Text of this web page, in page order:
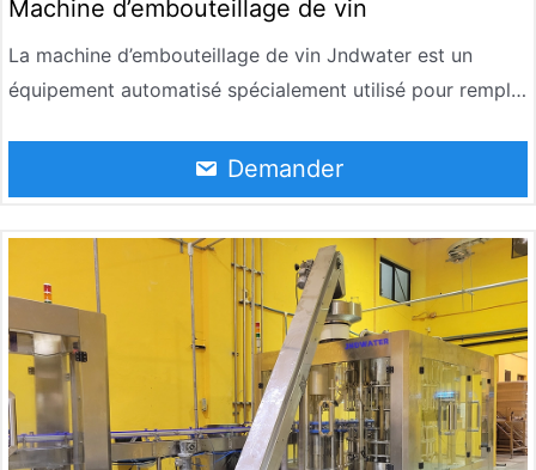
Machine d’embouteillage de vin
La machine d’embouteillage de vin Jndwater est un
équipement automatisé spécialement utilisé pour remplir
en verre. Il est largement utilisé dans les lignes de
production et de remplissage de liqueurs, de vin rouge,
Demander